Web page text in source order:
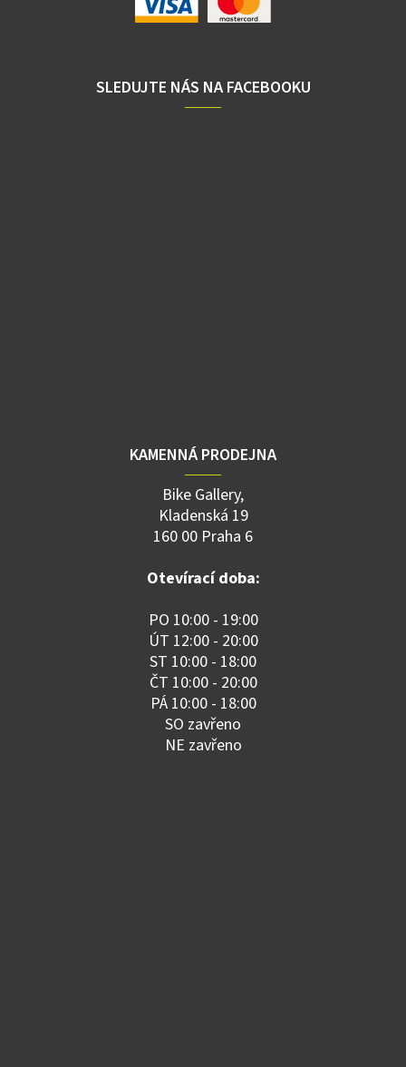
SLEDUJTE NÁS NA FACEBOOKU
KAMENNÁ PRODEJNA
Bike Gallery,
Kladenská 19
160 00 Praha 6
Otevírací doba:
PO 10:00 - 19:00
ÚT 12:00 - 20:00
ST 10:00 - 18:00
ČT 10:00 - 20:00
PÁ 10:00 - 18:00
SO zavřeno
NE zavřeno